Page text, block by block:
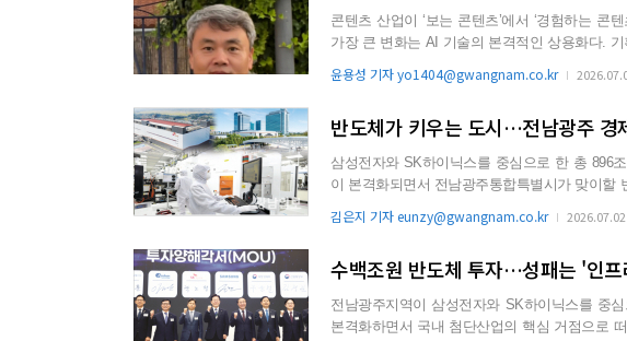
콘텐츠 산업이 ‘보는 콘텐츠’에서 ‘경험하는 콘텐츠’로 빠르
가장 큰 변화는 AI 기술의 본격적인 상용화다. 기획 단계부터 시나리오 작성, 이미지 제작, 영상 편
윤용성 기자 yo1404@gwangnam.co.kr
반도체가 키우는 도시…전남광주 경
삼성전자와 SK하이닉스를 중심으로 한 총 896
이 본격화되면서 전남광주통합특별시가 맞이할 변화에도 관
김은지 기자 eunzy@gwangnam.co.kr
수백조원 반도체 투자…성패는 '인프
전남광주지역이 삼성전자와 SK하이닉스를 중
본격화하면서 국내 첨단산업의 핵심 거점으로 떠오르고 있다. 1일 산업통상